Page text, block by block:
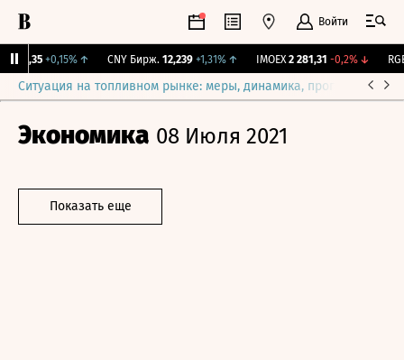
Войти
115,35 +0,15%↑ CNY Бирж. 12,239 +1,31% ↑ IMOEX 2 281,31 -0,2%↓
Ситуация на топливном рынке: меры, динамика, прогнозы
Экономика 08 Июля 2021
Показать еще